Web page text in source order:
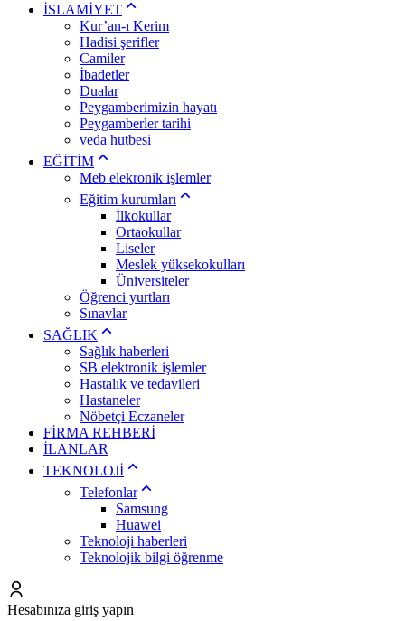
İSLAMİYET
Kur’an-ı Kerim
Hadisi şerifler
Camiler
İbadetler
Dualar
Peygamberimizin hayatı
Peygamberler tarihi
veda hutbesi
EĞİTİM
Meb elekronik işlemler
Eğitim kurumları
İlkokullar
Ortaokullar
Liseler
Meslek yüksekokulları
Üniversiteler
Öğrenci yurtları
Sınavlar
SAĞLIK
Sağlık haberleri
SB elektronik işlemler
Hastalık ve tedavileri
Hastaneler
Nöbetçi Eczaneler
FİRMA REHBERİ
İLANLAR
TEKNOLOJİ
Telefonlar
Samsung
Huawei
Teknoloji haberleri
Teknolojik bilgi öğrenme
Hesabınıza giriş yapın